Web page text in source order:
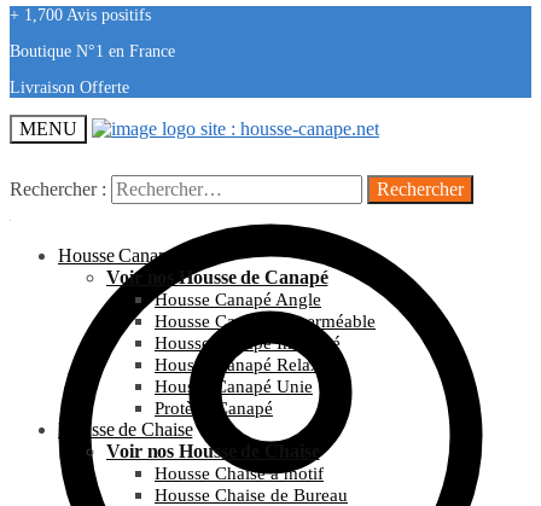
+ 1,700 Avis positifs
Boutique N°1 en France
Livraison Offerte
MENU
Rechercher :
Housse Canapé
Voir nos Housse de Canapé
Housse Canapé Angle
Housse Canapé Imperméable
Housse Canapé Imprimé
Housse Canapé Relax
Housse Canapé Unie
Protège Canapé
Housse de Chaise
Voir nos Housse de Chaise
Housse Chaise à motif
Housse Chaise de Bureau